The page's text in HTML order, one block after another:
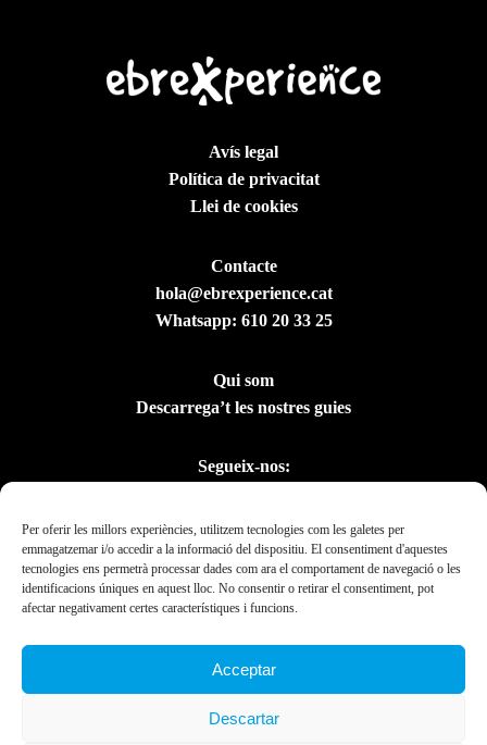
Per oferir les millors experiències, utilitzem tecnologies com les galetes per
emmagatzemar i/o accedir a la informació del dispositiu. El consentiment d'aquestes
tecnologies ens permetrà processar dades com ara el comportament de navegació o les
identificacions úniques en aquest lloc. No consentir o retirar el consentiment, pot
afectar negativament certes característiques i funcions.
Acceptar
Descartar
Avís legal
Política de privacitat
Llei de cookies
Contacte
hola@ebrexperience.cat
Whatsapp: 610 20 33 25
Qui som
Descarrega’t les nostres guies
Segueix-nos: